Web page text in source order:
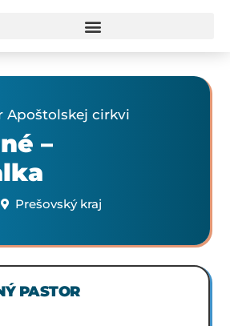
Apoštolskej cirkvi
–
Prešovský kraj
PASTOR